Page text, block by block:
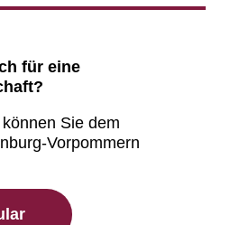
für eine
Sie dem
Vorpommern